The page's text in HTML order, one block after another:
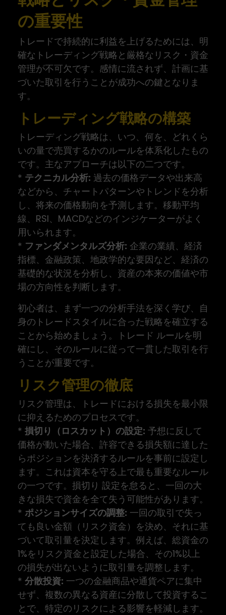
の重要性
トレードで持続的に利益を上げるためには、明
確なトレーディング戦略と厳格なリスク・資金
管理が不可欠です。感情に流されず、計画に基
づいた取引を行うことが成功への鍵となりま
す。
トレーディング戦略の構築
トレーディング戦略は、いつ、何を、どれくら
いの量で売買するかのルールを体系化したもの
です。主なアプローチは以下の二つです。
* テクニカル分析: 過去の価格データや出来高
などから、チャートパターンやトレンドを分析
し、将来の価格動向を予測します。移動平均
線、RSI、MACDなどのインジケーターがよく
用いられます。
* ファンダメンタルズ分析: 企業の業績、経済
指標、金融政策、地政学的な要因など、経済の
基礎的な状況を分析し、資産の本来の価値や市
場の方向性を判断します。
初心者は、まず一つの分析手法を深く学び、自
身のトレードスタイルに合った戦略を確立する
ことから始めましょう。トレード ルールを明
確にし、そのルールに従って一貫した取引を行
うことが重要です。
リスク管理の徹底
リスク管理は、トレードにおける損失を最小限
に抑えるためのプロセスです。
* 損切り（ロスカット）の設定: 予想に反して
価格が動いた場合、許容できる損失額に達した
らポジションを決済するルールを事前に設定し
ます。これは資本を守る上で最も重要なルール
の一つです。損切り 設定を怠ると、一回の大
きな損失で資金を全て失う可能性があります。
* ポジションサイズの調整: 一回の取引で失っ
ても良い金額（リスク資金）を決め、それに基
づいて取引量を決定します。例えば、総資金の
1%をリスク資金と設定した場合、その1%以上
の損失が出ないように取引量を調整します。
* 分散投資: 一つの金融商品や通貨ペアに集中
せず、複数の異なる資産に分散して投資するこ
とで、特定のリスクによる影響を軽減します。